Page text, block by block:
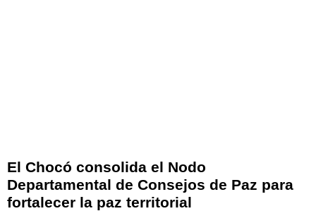
El Chocó consolida el Nodo
Departamental de Consejos de Paz para
fortalecer la paz territorial